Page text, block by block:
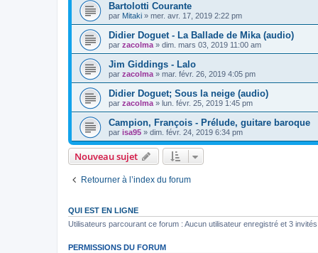
Bartolotti Courante
par Mitaki » mer. avr. 17, 2019 2:22 pm
Didier Doguet - La Ballade de Mika (audio)
par zacolma » dim. mars 03, 2019 11:00 am
Jim Giddings - Lalo
par zacolma » mar. févr. 26, 2019 4:05 pm
Didier Doguet; Sous la neige (audio)
par zacolma » lun. févr. 25, 2019 1:45 pm
Campion, François - Prélude, guitare baroque
par isa95 » dim. févr. 24, 2019 6:34 pm
Nouveau sujet
Retourner à l’index du forum
QUI EST EN LIGNE
Utilisateurs parcourant ce forum : Aucun utilisateur enregistré et 3 invités
PERMISSIONS DU FORUM